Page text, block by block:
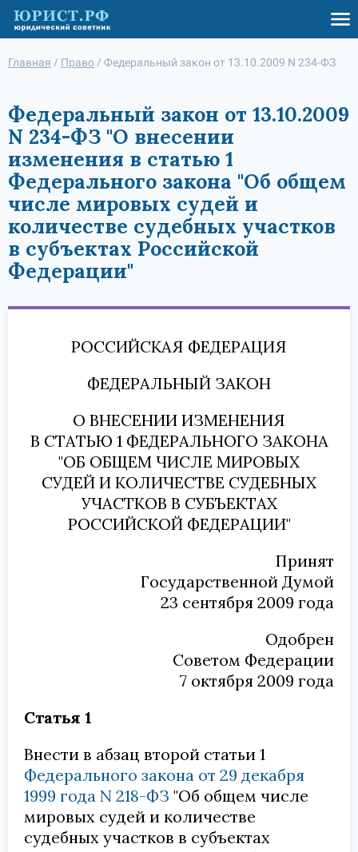
Главная / Право / Федеральный закон от 13.10.2009 N 234-ФЗ
Федеральный закон от 13.10.2009
N 234-ФЗ "О внесении
изменения в статью 1
Федерального закона "Об общем
числе мировых судей и
количестве судебных участков
в субъектах Российской
Федерации"
РОССИЙСКАЯ ФЕДЕРАЦИЯ
ФЕДЕРАЛЬНЫЙ ЗАКОН
О ВНЕСЕНИИ ИЗМЕНЕНИЯ
В СТАТЬЮ 1 ФЕДЕРАЛЬНОГО ЗАКОНА
"ОБ ОБЩЕМ ЧИСЛЕ МИРОВЫХ
СУДЕЙ И КОЛИЧЕСТВЕ СУДЕБНЫХ
УЧАСТКОВ В СУБЪЕКТАХ
РОССИЙСКОЙ ФЕДЕРАЦИИ"
Принят
Государственной Думой
23 сентября 2009 года
Одобрен
Советом Федерации
7 октября 2009 года
Статья 1
Внести в абзац второй статьи 1
Федерального закона от 29 декабря
1999 года N 218-ФЗ "Об общем числе
мировых судей и количестве
судебных участков в субъектах